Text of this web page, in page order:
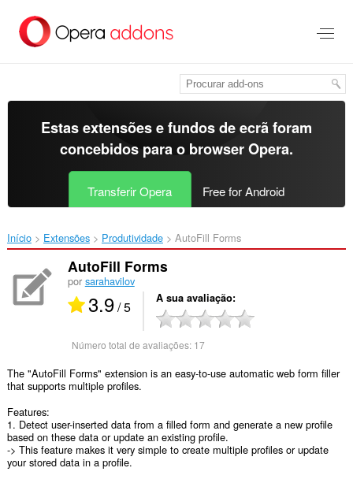
para
Estas extensões e fundos de ecrã foram
concebidos para o browser Opera.
Transferir Opera Free for Android
Início Extensões Produtividade AutoFill Forms‎
AutoFill Forms
por sarahavilov
3.9/ 5 A sua avaliação
Número total de avaliações: 17
The "AutoFill Forms" extension is an easy-to-use automatic web form filler
that supports multiple profiles.
Features:
1. Detect user-inserted data from a filled form and generate a new profile
based on these data or update an existing profile.
-> This feature makes it very simple to create multiple profiles or update
your stored data in a profile.